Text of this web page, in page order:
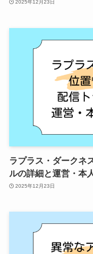
2025年12月23日
ラプラス・ダークネ
ルの詳細と運営・本
2025年12月23日